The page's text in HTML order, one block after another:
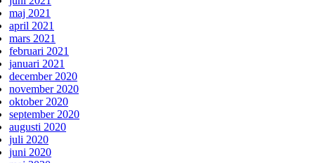
maj 2021
april 2021
mars 2021
februari 2021
januari 2021
december 2020
november 2020
oktober 2020
september 2020
augusti 2020
juli 2020
juni 2020